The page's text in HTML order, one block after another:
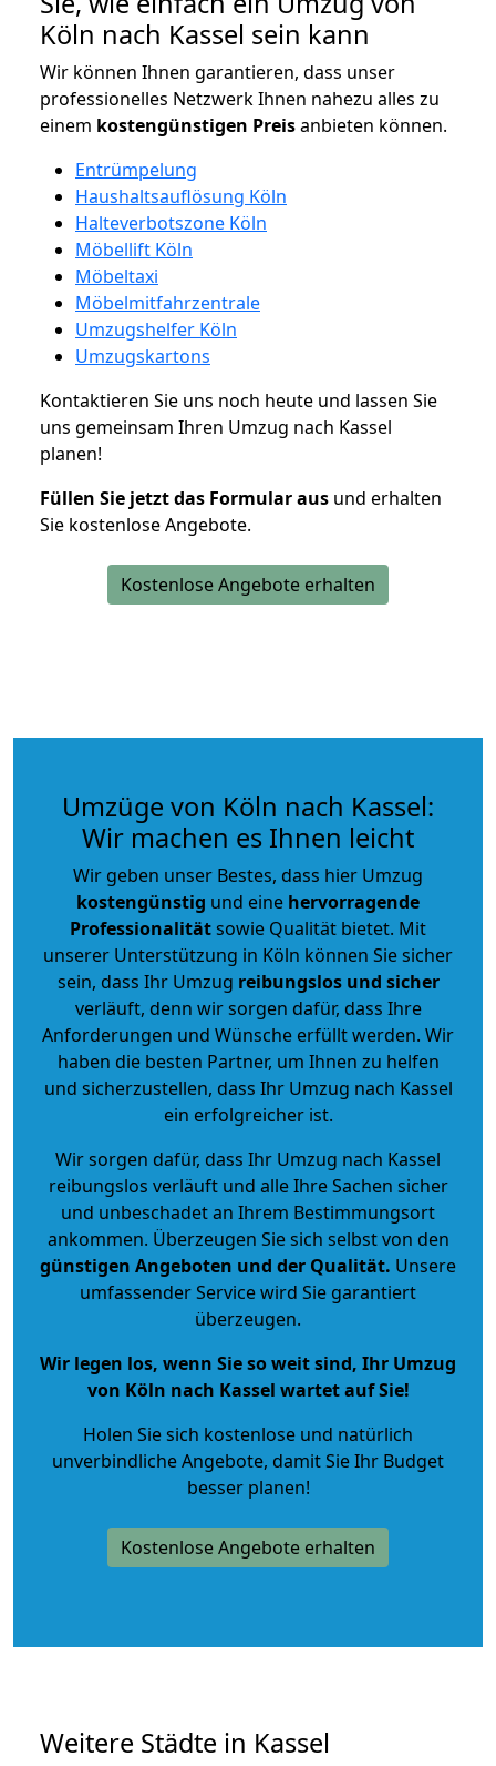
Köln nach Kassel sein kann
Wir können Ihnen garantieren, dass unser
professionelles Netzwerk Ihnen nahezu alles zu
einem kostengünstigen Preisanbieten können.
Entrümpelung
Haushaltsauflösung Köln
Halteverbotszone Köln
Möbellift Köln
Möbeltaxi
Möbelmitfahrzentrale
Umzugshelfer Köln
Umzugskartons
Kontaktieren Sie uns noch heute und lassen Sie
uns gemeinsam Ihren Umzug nach Kassel
planen!
Füllen Sie jetzt das Formular aus und erhalten
Sie kostenlose Angebote.
Kostenlose Angebote erhalten
Umzüge von Köln nach Kassel:
Wir machen es Ihnen leicht
Wir geben unser Bestes, dass hier Umzug
kostengünstig und eine hervorragende
Professionalitätsowie Qualität bietet. Mit
unserer Unterstützung in Köln können Sie sicher
sein, dass Ihr Umzug reibungslos und sicher
verläuft, denn wir sorgen dafür, dass Ihre
Anforderungen und Wünsche erfüllt werden. Wir
haben die besten Partner, um Ihnen zu helfen
und sicherzustellen, dass Ihr Umzug nach Kassel
ein erfolgreicher ist.
Wir sorgen dafür, dass Ihr Umzug nach Kassel
reibungslos verläuft und alle Ihre Sachen sicher
und unbeschadet an Ihrem Bestimmungsort
ankommen. Überzeugen Sie sich selbst von den
günstigen Angeboten und der Qualität. Unsere
umfassender Service wird Sie garantiert
überzeugen.
Wir legen los, wenn Sie so weit sind, Ihr Umzug
von Köln nach Kassel wartet auf Sie!
Holen Sie sich kostenlose und natürlich
unverbindliche Angebote, damit Sie Ihr Budget
besser planen!
Kostenlose Angebote erhalten
Weitere Städte in Kassel